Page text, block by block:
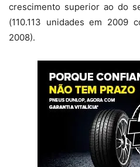
crescimento superior ao do
(110.113 unidades em 2009
2008).